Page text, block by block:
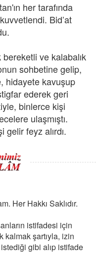
her tarafında
Bid’at
ve kalabalık
sohbetine gelip,
hidayete kavuşup
ederek geri
binlerce kişi
ulaşmıştı.
gelir feyz alırdı.
Her Hakkı Saklıdır.
istifadesi için
kalmak şartıyla, izin
gibi alıp istifade